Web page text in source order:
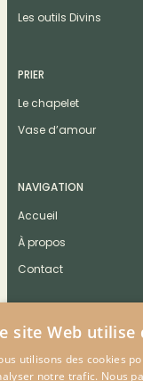
Les outils Divins
PRIER
Le chapelet
Vase d’amour
NAVIGATION
Accueil
À propos
Contact
CONTACT
site Web utilise
utilisons des cookies
notre trafic. Nous